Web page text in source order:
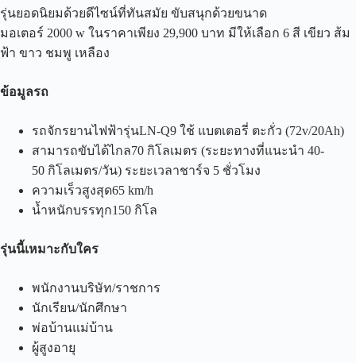
รุ่นยอดนิยมด้วยดีไซน์ที่ทันสมัย ขับสนุกด้วยขนาด
มอเตอร์ 2000 w ในราคาเพียง 29,900 บาท มีให้เลือก 6 สี เขียว ส้ม
ฟ้า ขาว ชมพู เหลือง
ข้อมูลรถ
รถจักรยานไฟฟ้ารุ่นLN-Q9 ใช้ แบตเตอรี่ ตะกั่ว (72v/20Ah)
สามารถขับได้ไกล70 กิโลเมตร (ระยะทางที่แนะนำ 40-
50 กิโลเมตร/วัน) ระยะเวลาชาร์จ 5 ชั่วโมง
ความเร็วสูงสุด65 km/h
น้ำหนักบรรทุก150 กิโล
รุ่นนี้เหมาะกับใคร
พนักงานบริษัท/ราชการ
นักเรียน/นักศึกษา
พ่อบ้านแม่บ้าน
ผู้สูงอายุ